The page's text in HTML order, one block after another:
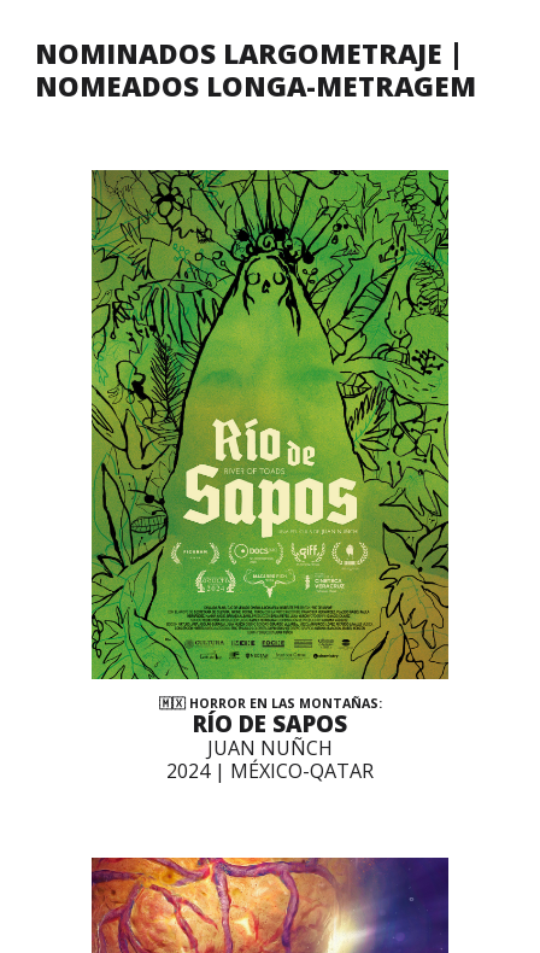
NOMINADOS LARGOMETRAJE |
NOMEADOS LONGA-METRAGEM
🇲🇽 HORROR EN LAS MONTAÑAS:
RÍO DE SAPOS
JUAN NUÑCH
2024 | MÉXICO-QATAR